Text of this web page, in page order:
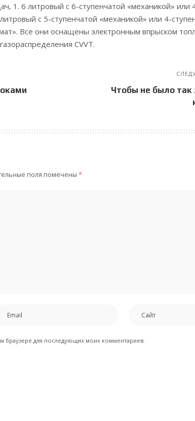
1. 6 литровый с 6-ступенчатой «механикой» или
с 5-ступенчатой «механикой» или 4-
Все они оснащены электронным впрыском
CVVT.
Чтобы не было так
поля помечены *
браузере для последующих моих комментариев.